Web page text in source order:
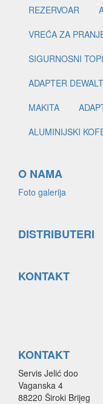
REZERVOAR
VREĆA ZA
SIGURNOSNI
ADAPTER DEWALT
MAKITA
ALUMINIJSKI
O NAMA
Foto galerija
DISTRIBUTERI
KONTAKT
KONTAKT
Servis Jelić doo
Vaganska 4
88220 Široki Brijeg